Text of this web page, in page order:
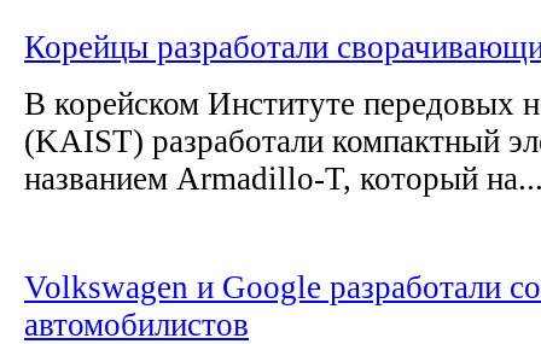
Корейцы разработали
В корейском Институте передовых
(KAIST) разработали компактный
названием Armadillo-T, который
Volkswagen и Google разработали
автомобилистов